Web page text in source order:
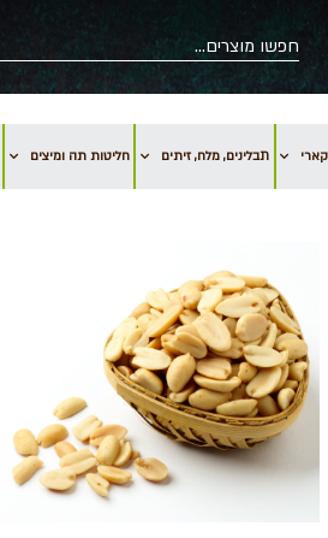
תבלינים, מלח, זיתים חליטות תה ומיצים